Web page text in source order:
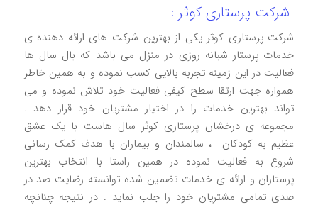
شرکت پرستاری کوثر :
شرکت پرستاری کوثر یکی از بهترین شرکت های ارائه دهنده ی
خدمات پرستار شبانه روزی در منزل می باشد که بال سال ها
فعالیت در این زمینه تجربه بالایی کسب نموده و به همین خاطر
همواره جهت ارتقا سطح کیفی فعالیت خود تلاش نموده و می
تواند بهترین خدمات را در اختیار مشتریان خود قرار دهد .
مجموعه ی درخشان پرستاری کوثر سال هاست با یک عشق
عظیم به کودکان ، سالمندان و بیماران با هدف کمک رسانی
شروع به فعالیت نموده در همین راستا با انتخاب بهترین
پرستاران و ارائه ی خدمات تضمین شده توانسته رضایت صد در
صدی تمامی مشتریان خود را جلب نماید . در نتيجه چنانچه